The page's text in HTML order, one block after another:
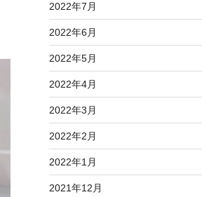
2022年7月
2022年6月
2022年5月
2022年4月
2022年3月
2022年2月
2022年1月
2021年12月